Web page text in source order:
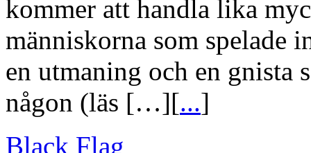
kommer att handla lika
människorna som spelade
en utmaning och en gnista
någon (läs […][...]
Black Flag